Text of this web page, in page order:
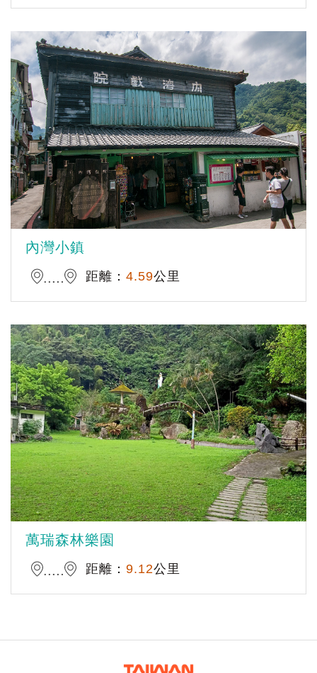
內灣小鎮
距離： 4.59公里
萬瑞森林樂園
距離： 9.12公里